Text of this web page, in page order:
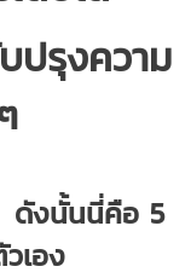
ปรุงความ
อ 5
เอง